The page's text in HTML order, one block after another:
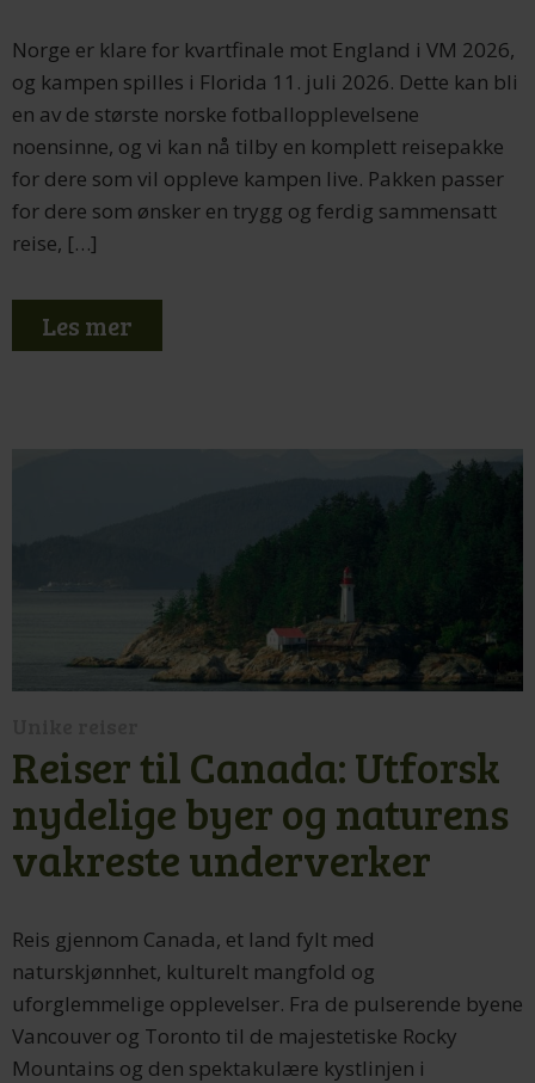
Norge er klare for kvartfinale mot England i VM 2026,
og kampen spilles i Florida 11. juli 2026. Dette kan bli
en av de største norske fotballopplevelsene
noensinne, og vi kan nå tilby en komplett reisepakke
for dere som vil oppleve kampen live. Pakken passer
for dere som ønsker en trygg og ferdig sammensatt
reise, […]
Les mer
Reiser til Canada: Utforsk
nydelige byer og naturens
vakreste underverker
Reis gjennom Canada, et land fylt med
naturskjønnhet, kulturelt mangfold og
uforglemmelige opplevelser. Fra de pulserende byene
Vancouver og Toronto til de majestetiske Rocky
Mountains og den spektakulære kystlinjen i